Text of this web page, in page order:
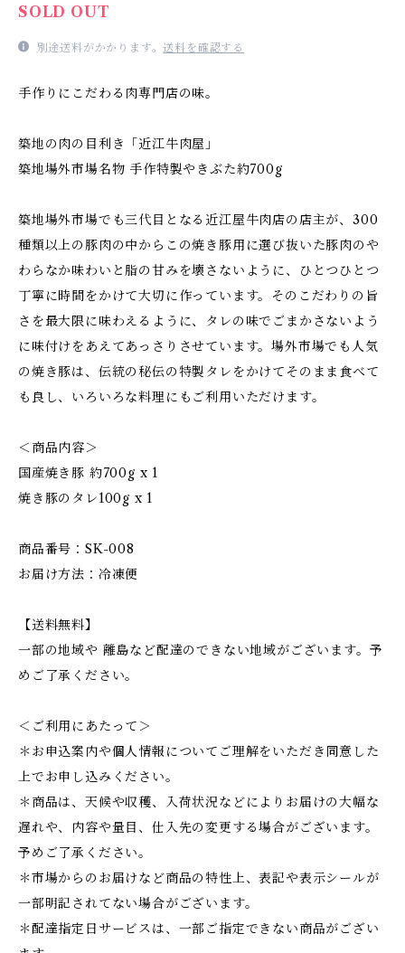
SOLD OUT
別途送料がかかります。送料を確認する
手作りにこだわる肉専門店の味。
築地の肉の目利き「近江牛肉屋」
築地場外市場名物 手作特製やきぶた約700g
築地場外市場でも三代目となる近江屋牛肉店の店主が、300
種類以上の豚肉の中からこの焼き豚用に選び抜いた豚肉のや
わらなか味わいと脂の甘みを壊さないように、ひとつひとつ
丁寧に時間をかけて大切に作っています。そのこだわりの旨
さを最大限に味わえるように、タレの味でごまかさないよう
に味付けをあえてあっさりさせています。場外市場でも人気
の焼き豚は、伝統の秘伝の特製タレをかけてそのまま食べて
も良し、いろいろな料理にもご利用いただけます。
＜商品内容＞
国産焼き豚 約700g x 1
焼き豚のタレ100g x 1
商品番号：SK-008
お届け方法：冷凍便
【送料無料】
一部の地域や 離島など配達のできない地域がございます。予
めご了承ください。
＜ご利用にあたって＞
＊お申込案内や個人情報についてご理解をいただき同意した
上でお申し込みください。
＊商品は、天候や収穫、入荷状況などによりお届けの大幅な
遅れや、内容や量目、仕入先の変更する場合がございます。
予めご了承ください。
＊市場からのお届けなど商品の特性上、表記や表示シールが
一部明記されてない場合がございます。
＊配達指定日サービスは、一部ご指定できない商品がござい